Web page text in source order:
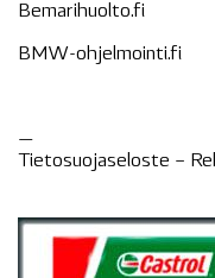
Bemarihuolto.fi
BMW-ohjelmointi.fi
—
Tietosuojaseloste –